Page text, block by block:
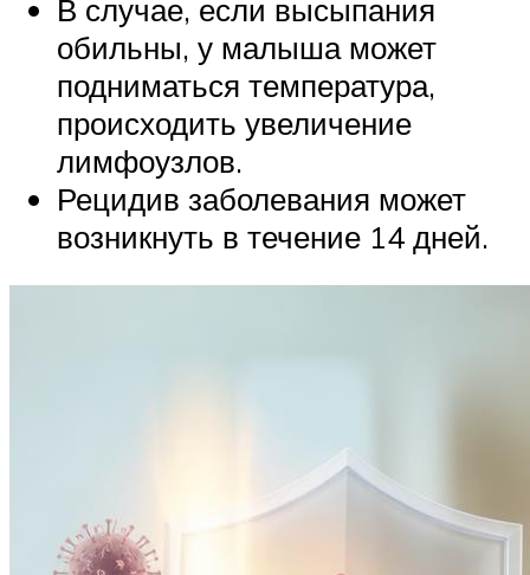
В случае, если высыпания
обильны, у малыша может
подниматься температура,
происходить увеличение
лимфоузлов.
Рецидив заболевания может
возникнуть в течение 14 дней.